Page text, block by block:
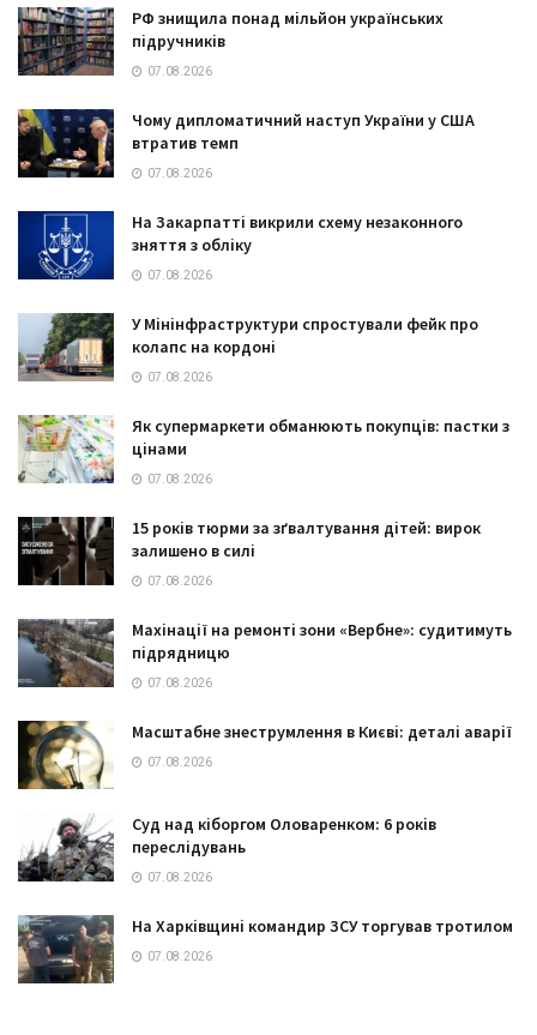
РФ знищила понад мільйон українських
підручників
07.08.2026
Чому дипломатичний наступ України у США
втратив темп
07.08.2026
На Закарпатті викрили схему незаконного
зняття з обліку
07.08.2026
У Мінінфраструктури спростували фейк про
колапс на кордоні
07.08.2026
Як супермаркети обманюють покупців: пастки з
цінами
07.08.2026
15 років тюрми за зґвалтування дітей: вирок
залишено в силі
07.08.2026
Махінації на ремонті зони «Вербне»: судитимуть
підрядницю
07.08.2026
Масштабне знеструмлення в Києві: деталі аварії
07.08.2026
Суд над кіборгом Оловаренком: 6 років
переслідувань
07.08.2026
На Харківщині командир ЗСУ торгував тротилом
07.08.2026